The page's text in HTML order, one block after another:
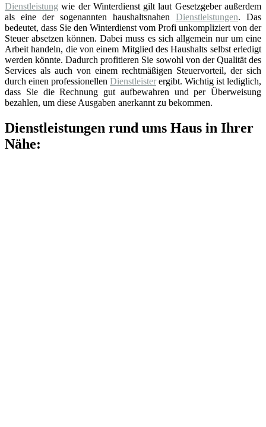
Dienstleistung wie der Winterdienst gilt laut Gesetzgeber außerdem
als eine der sogenannten haushaltsnahen Dienstleistungen. Das
bedeutet, dass Sie den Winterdienst vom Profi unkompliziert von der
Steuer absetzen können. Dabei muss es sich allgemein nur um eine
Arbeit handeln, die von einem Mitglied des Haushalts selbst erledigt
werden könnte. Dadurch profitieren Sie sowohl von der Qualität des
Services als auch von einem rechtmäßigen Steuervorteil, der sich
durch einen professionellen Dienstleister ergibt. Wichtig ist lediglich,
dass Sie die Rechnung gut aufbewahren und per Überweisung
bezahlen, um diese Ausgaben anerkannt zu bekommen.
Dienstleistungen rund ums Haus in Ihrer
Nähe: